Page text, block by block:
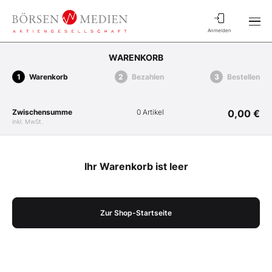
Anmelden
WARENKORB
Warenkorb Bezahlen Bestellen
Zwischensumme
inkl. MwSt.
0 Artikel 0,00 €
Ihr Warenkorb ist leer
Zur Shop-Startseite